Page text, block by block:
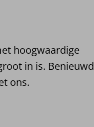
hoogwaardige
in is. Benieuwd
ons.